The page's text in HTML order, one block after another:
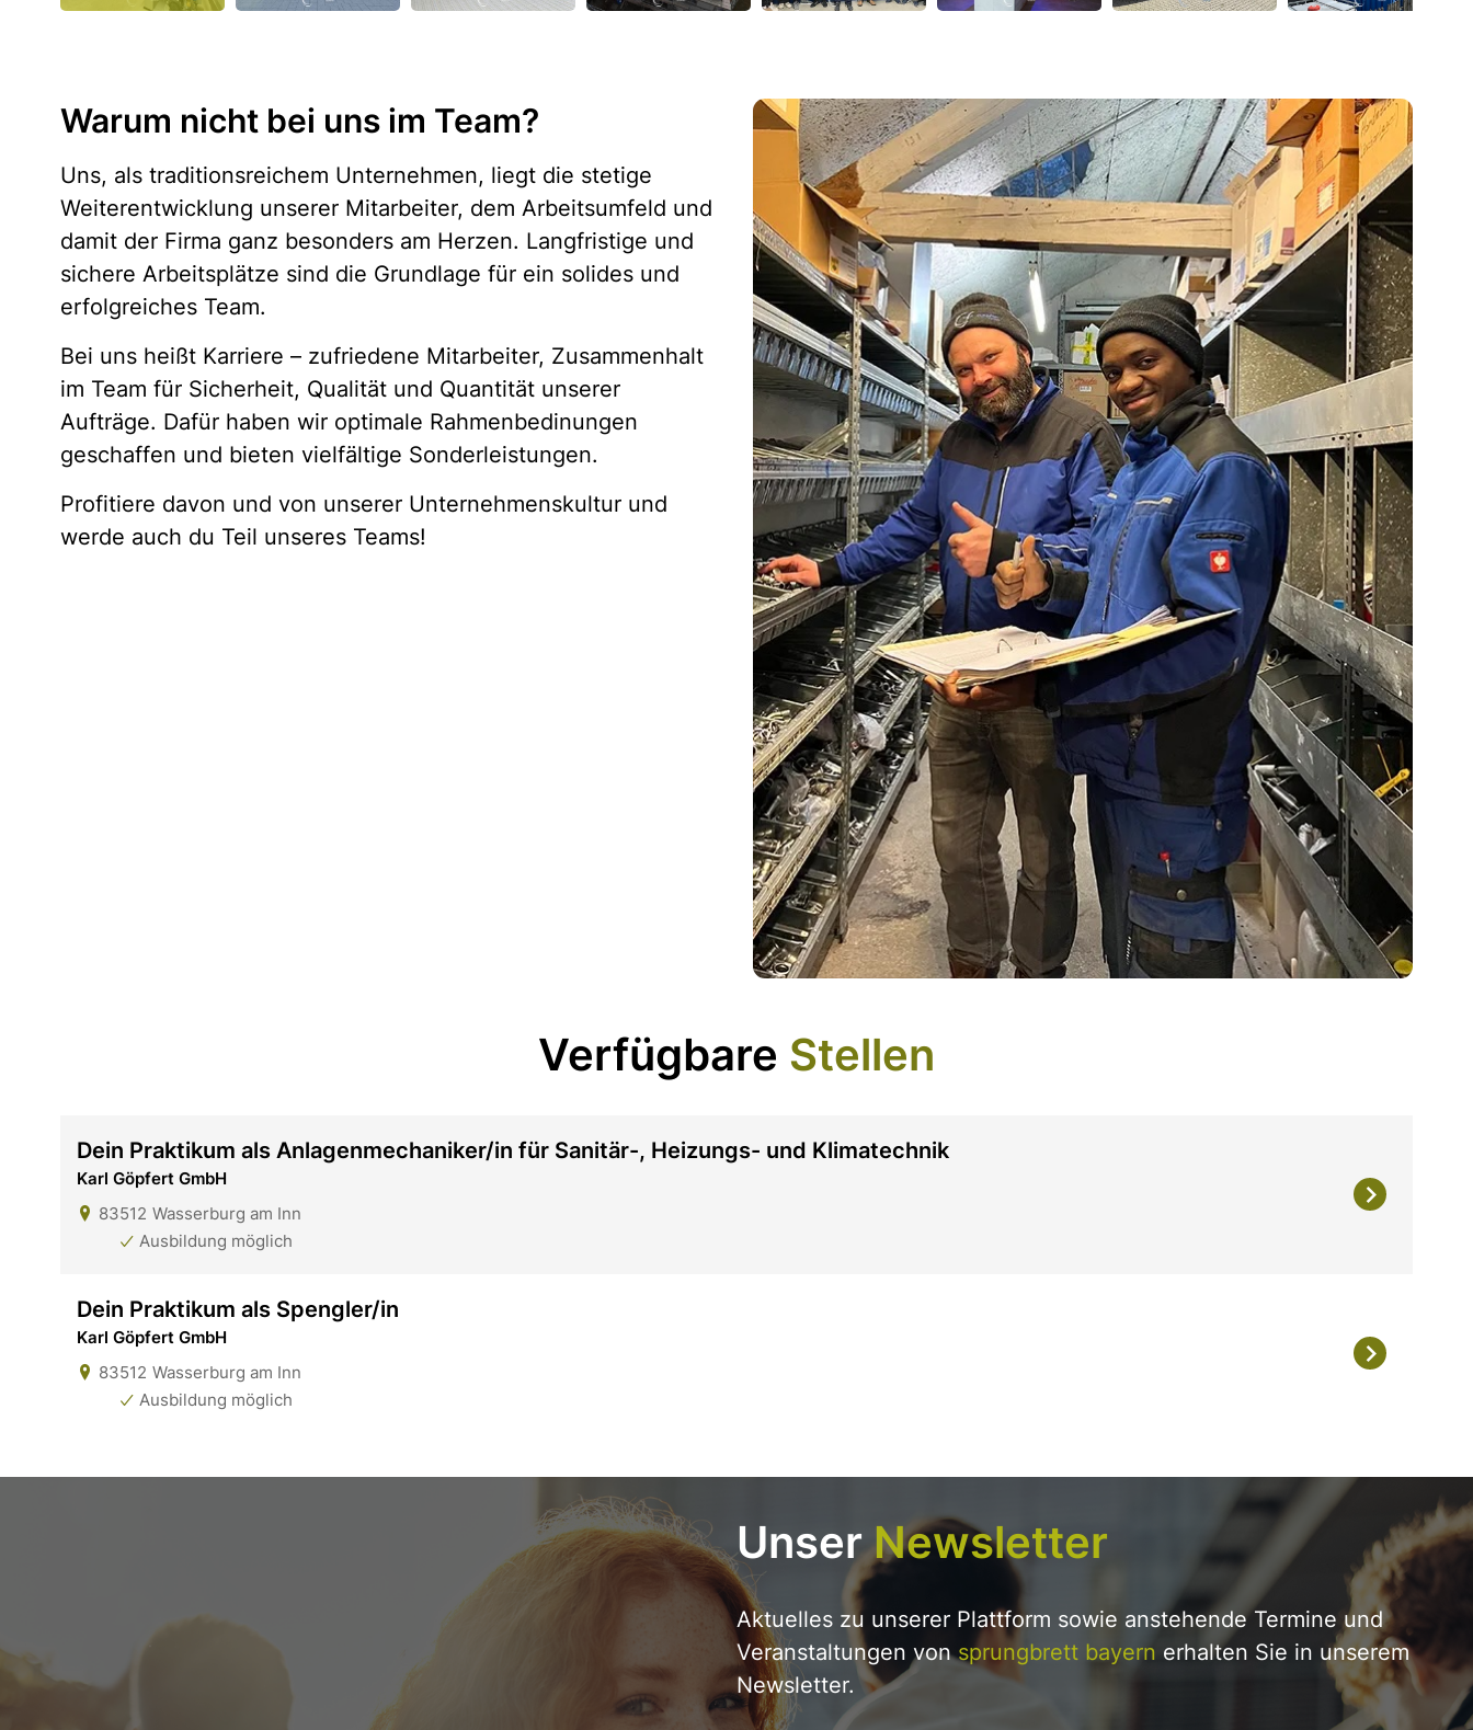
Warum nicht bei uns im Team?
Uns, als traditionsreichem Unternehmen, liegt die stetige
Weiterentwicklung unserer Mitarbeiter, dem Arbeitsumfeld und
damit der Firma ganz besonders am Herzen. Langfristige und
sichere Arbeitsplätze sind die Grundlage für ein solides und
erfolgreiches Team.
Bei uns heißt Karriere – zufriedene Mitarbeiter, Zusammenhalt
im Team für Sicherheit, Qualität und Quantität unserer
Aufträge. Dafür haben wir optimale Rahmenbedinungen
geschaffen und bieten vielfältige Sonderleistungen.
Profitiere davon und von unserer Unternehmenskultur und
werde auch du Teil unseres Teams!
Verfügbare Stellen
Dein Praktikum als Anlagenmechaniker/in für Sanitär-, Heizungs- und Klimatechnik
Karl Göpfert GmbH
83512 Wasserburg am Inn
Ausbildung möglich
Dein Praktikum als Spengler/in
Karl Göpfert GmbH
83512 Wasserburg am Inn
Ausbildung möglich
UnserNewsletter
Aktuelles zu unserer Plattform sowie anstehende Termine und
Veranstaltungen vonsprungbrett bayern erhalten Sie in unserem
Newsletter.